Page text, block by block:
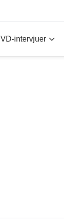
VD-intervjuer